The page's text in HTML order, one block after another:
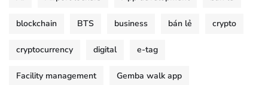
blockchain BTS business bán lẻ crypto
cryptocurrency digital e-tag
Facility management Gemba walk app